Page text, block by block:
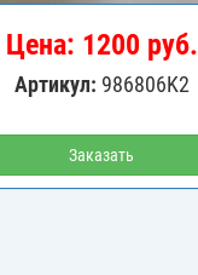
Цена: 1200 руб.
Артикул: 986806K2
Заказать